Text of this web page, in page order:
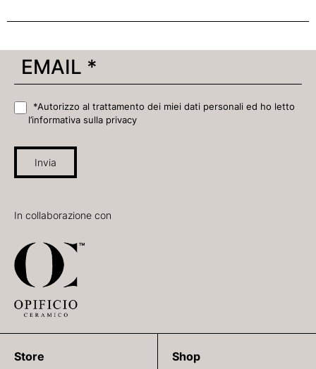
*Autorizzo al trattamento dei miei dati personali ed ho letto
l’informativa sulla privacy
Invia
In collaborazione con
Store Shop